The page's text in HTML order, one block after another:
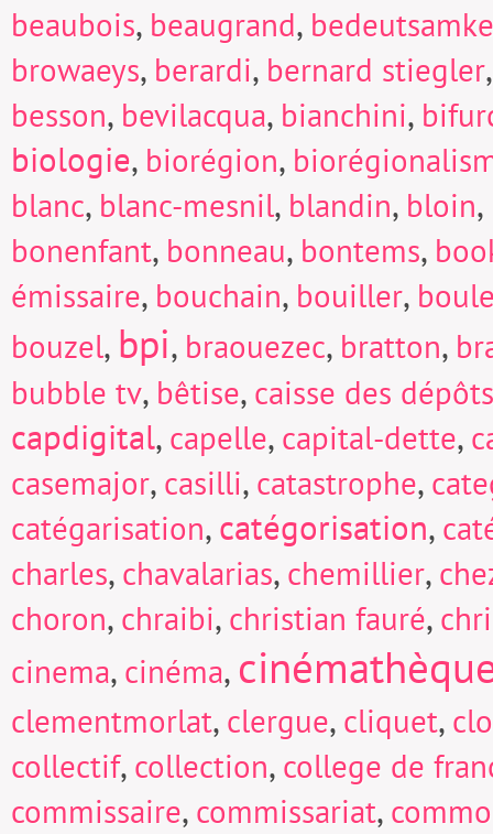
beaubois, beaugrand,
browaeys, berardi, bernard stiegler
besson, bevilacqua, bianchini,
biologie, biorégion,
blanc, blanc-mesnil, blandin, bloin,
bonenfant, bonneau, bontems,
émissaire, bouchain, bouiller,
bouzel, bpi, braouezec, bratton,
bubble tv, bêtise, caisse des
capdigital, capelle, capital-dette,
casemajor, casilli, catastrophe,
catégarisation,catégorisation,
charles, chavalarias, chemillier,
choron, chraibi, christian fauré,
cinema, cinéma,
clementmorlat, clergue, cliquet,
collectif, collection, college de
commissaire, commissariat,